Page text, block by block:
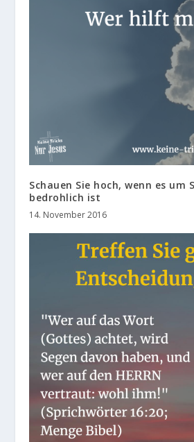
Schauen Sie hoch, wenn es um
bedrohlich ist
14. November 2016